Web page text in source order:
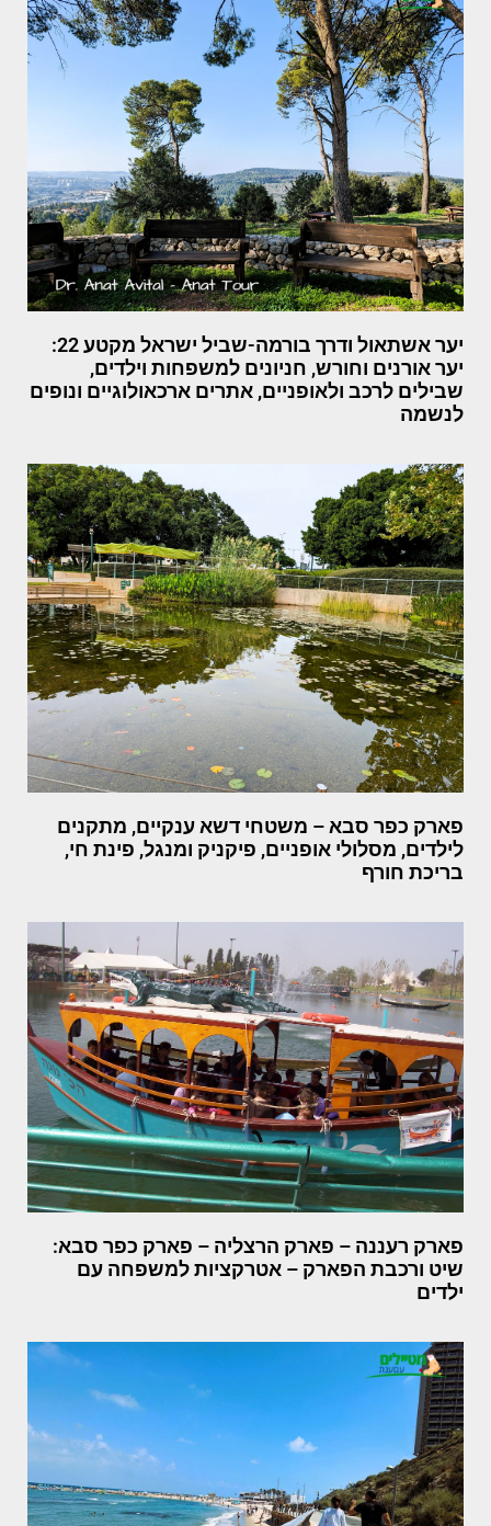
יער אשתאול ודרך בורמה-שביל ישראל מקטע 22:
יער אורנים וחורש, חניונים למשפחות וילדים,
שבילים לרכב ולאופניים, אתרים ארכאולוגיים ונופים
לנשמה
פארק כפר סבא – משטחי דשא ענקיים, מתקנים
לילדים, מסלולי אופניים, פיקניק ומנגל, פינת חי,
בריכת חורף
פארק רעננה – פארק הרצליה – פארק כפר סבא:
שיט ורכבת הפארק – אטרקציות למשפחה עם
ילדים